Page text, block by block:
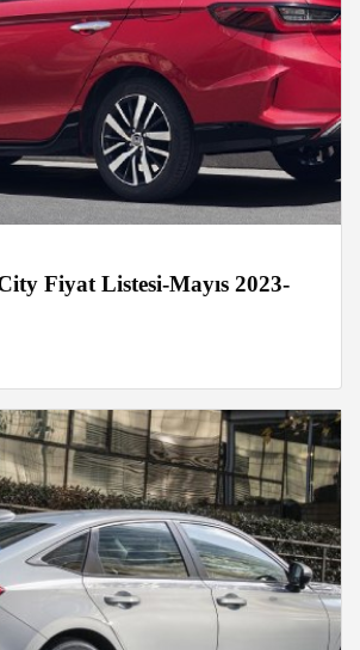
Fiyat Listesi-Mayıs 2023-